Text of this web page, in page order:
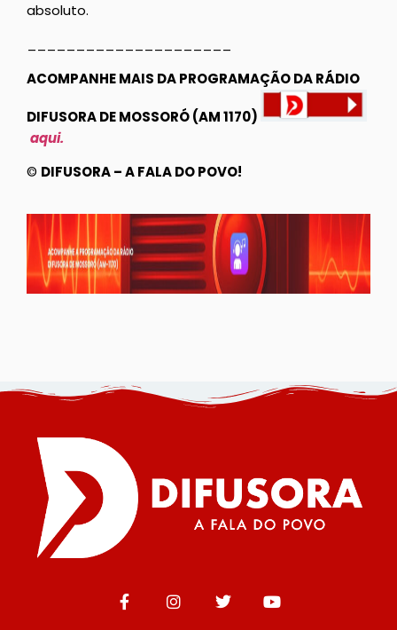
absoluto.
ACOMPANHE MAIS DA PROGRAMAÇÃO DA RÁDIO
DIFUSORA DE MOSSORÓ (AM 1170)
aqui.
© DIFUSORA – A FALA DO POVO!